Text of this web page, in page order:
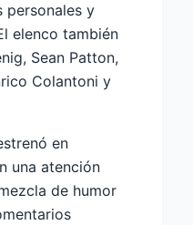
personales y
elenco también
Sean Patton,
Colantoni y
en
una atención
de humor